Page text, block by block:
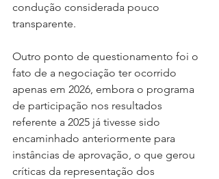
condução considerada pouco
transparente.
Outro ponto de questionamento foi o
fato de a negociação ter ocorrido
apenas em 2026, embora o programa
de participação nos resultados
referente a 2025 já tivesse sido
encaminhado anteriormente para
instâncias de aprovação, o que gerou
críticas da representação dos